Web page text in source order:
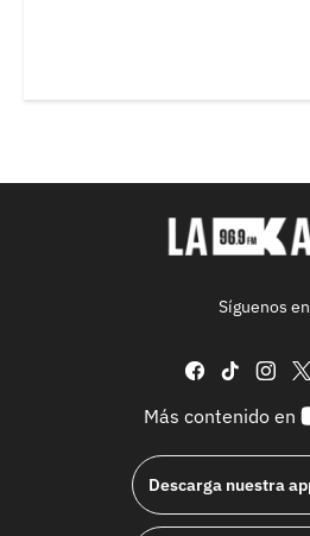
Síguenos
facebook
tiktok
Más contenido en
Descarga nuestra